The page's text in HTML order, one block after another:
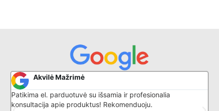
Akvilė Mažrimė
Patikima el. parduotuvė su išsamia ir profesionalia
konsultacija apie produktus! Rekomenduoju.